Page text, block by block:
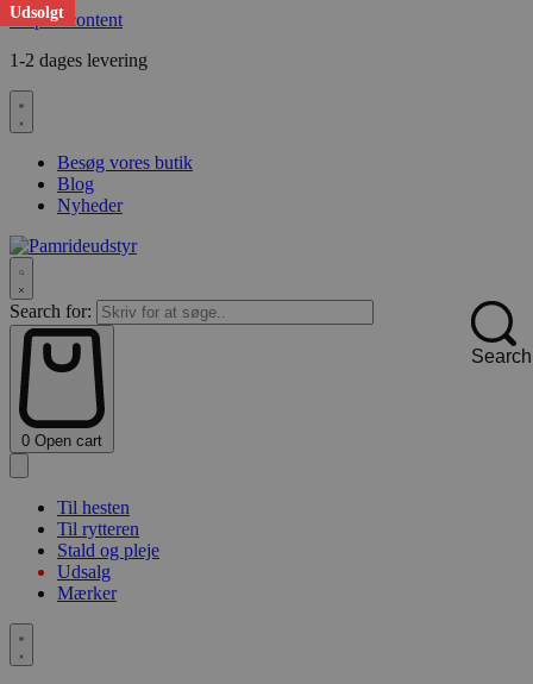
Skip to content
1-2 dages levering
Besøg vores butik
Blog
Nyheder
Search for:
Search
0 Open cart
Til hesten
Til rytteren
Stald og pleje
Udsalg
Mærker
Udsolgt